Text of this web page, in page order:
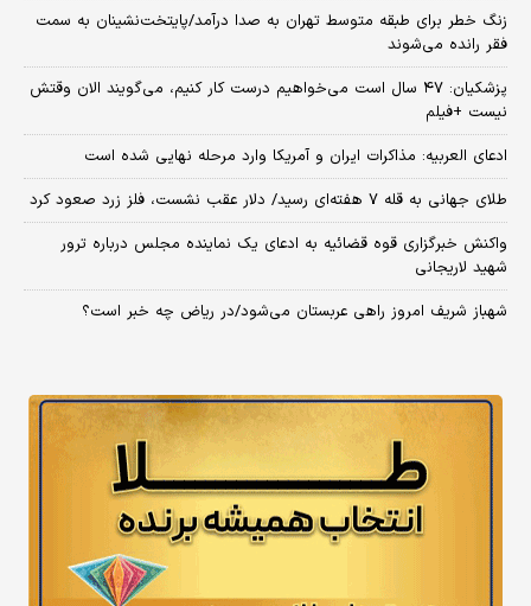
زنگ خطر برای طبقه متوسط تهران به صدا درآمد/پایتخت‌نشینان به سمت
فقر رانده می‌شوند
پزشکیان: ۴۷ سال است می‌خواهیم درست کار کنیم، می‌گویند الان وقتش
نیست +فیلم
ادعای العربیه: مذاکرات ایران و آمریکا وارد مرحله نهایی شده است
طلای جهانی به قله ۷ هفته‌ای رسید/ دلار عقب نشست، فلز زرد صعود کرد
واکنش خبرگزاری قوه قضائیه به ادعای یک نماینده مجلس درباره ترور
شهید لاریجانی
شهباز شریف امروز راهی عربستان می‌شود/در ریاض چه خبر است؟